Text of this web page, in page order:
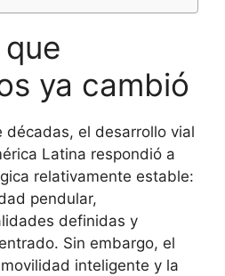
ya cambió
décadas, el desarrollo vial
Latina respondió a
relativamente estable:
pendular,
definidas y
Sin embargo, el
inteligente y la